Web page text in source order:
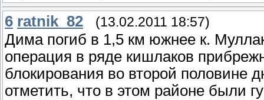
6 ratnik_82 (13.02.2011 18:57)
Дима погиб в 1,5 км южнее к.
операция в ряде кишлаков
блокирования во второй половине
отметить, что в этом районе были